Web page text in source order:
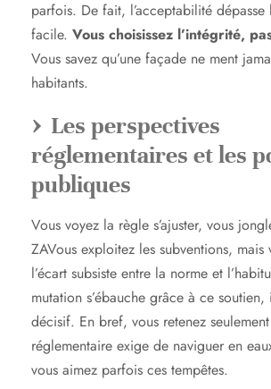
parfois. De fait, l’acceptabilité dépasse
facile. Vous choisissez l’intégrité,
Vous savez qu’une façade ne ment
habitants.
Les perspectives
réglementaires et les
publiques
Vous voyez la règle s’ajuster, vous
ZAVous exploitez les subventions,
l’écart subsiste entre la norme et
mutation s’ébauche grâce à ce soutien,
décisif. En bref, vous retenez
réglementaire exige de naviguer en
vous aimez parfois ces tempêtes.